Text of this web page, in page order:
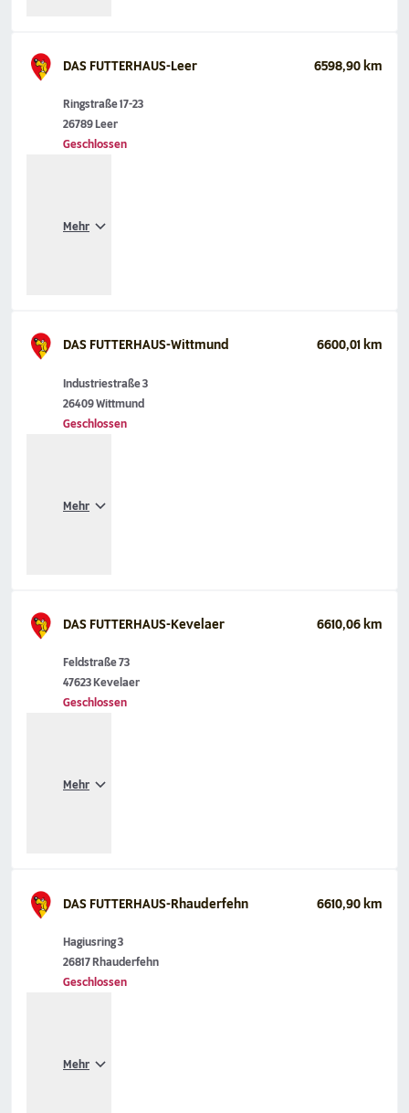
DAS FUTTERHAUS-Leer 6598,90 km
Ringstraße 17-23
26789 Leer
Geschlossen
Mehr
DAS FUTTERHAUS-Wittmund 6600,01 km
Industriestraße 3
26409 Wittmund
Geschlossen
Mehr
DAS FUTTERHAUS-Kevelaer 6610,06 km
Feldstraße 73
47623 Kevelaer
Geschlossen
Mehr
DAS FUTTERHAUS-Rhauderfehn 6610,90 km
Hagiusring 3
26817 Rhauderfehn
Geschlossen
Mehr